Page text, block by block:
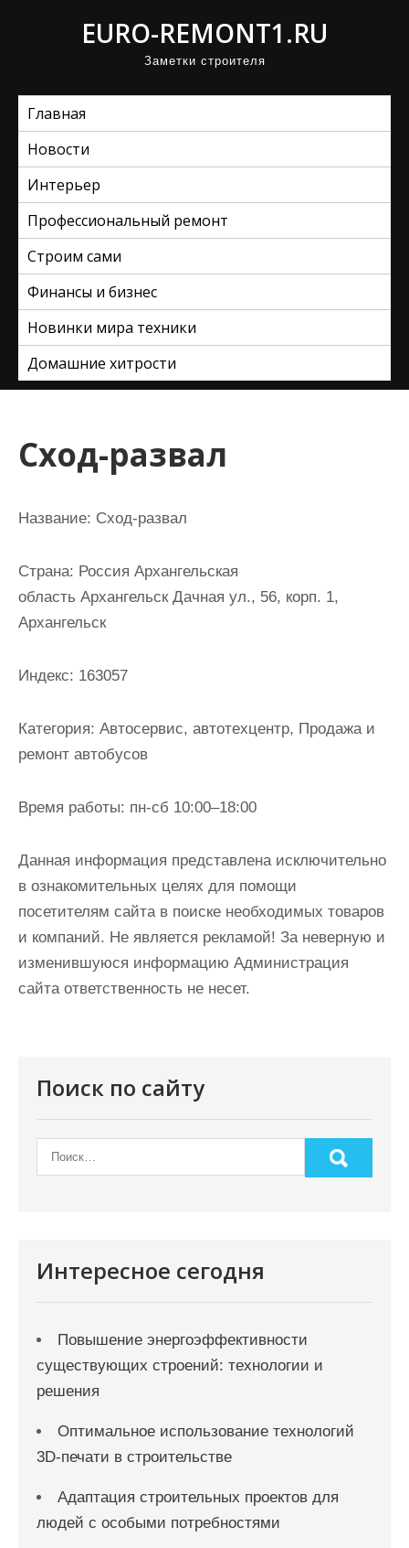
EURO-REMONT1.RU
Заметки строителя
Главная
Новости
Интерьер
Профессиональный ремонт
Строим сами
Финансы и бизнес
Новинки мира техники
Домашние хитрости
Сход-развал
Название: Сход-развал
Страна: Россия Архангельская
область Архангельск Дачная ул., 56, корп. 1,
Архангельск
Индекс: 163057
Категория: Автосервис, автотехцентр, Продажа и
ремонт автобусов
Время работы: пн-сб 10:00–18:00
Данная информация представлена исключительно
в ознакомительных целях для помощи
посетителям сайта в поиске необходимых товаров
и компаний. Не является рекламой! За неверную и
изменившуюся информацию Администрация
сайта ответственность не несет.
Поиск по сайту
Интересное сегодня
Повышение энергоэффективности
существующих строений: технологии и
решения
Оптимальное использование технологий
3D-печати в строительстве
Адаптация строительных проектов для
людей с особыми потребностями